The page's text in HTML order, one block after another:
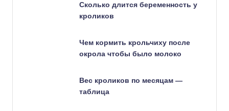
Сколько длится беременность у
кроликов
Чем кормить крольчиху после
окрола чтобы было молоко
Вес кроликов по месяцам —
таблица